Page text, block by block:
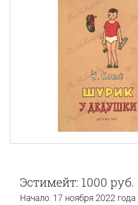
Эстимейт: 1000 руб.
Начало: 17 ноября 2022 года